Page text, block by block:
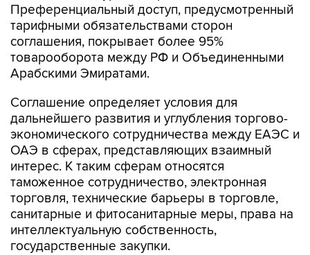
Преференциальный доступ, предусмотренный
тарифными обязательствами сторон
соглашения, покрывает более 95%
товарооборота между РФ и Объединенными
Арабскими Эмиратами.
Соглашение определяет условия для
дальнейшего развития и углубления торгово-
экономического сотрудничества между ЕАЭС и
ОАЭ в сферах, представляющих взаимный
интерес. К таким сферам относятся
таможенное сотрудничество, электронная
торговля, технические барьеры в торговле,
санитарные и фитосанитарные меры, права на
интеллектуальную собственность,
государственные закупки.